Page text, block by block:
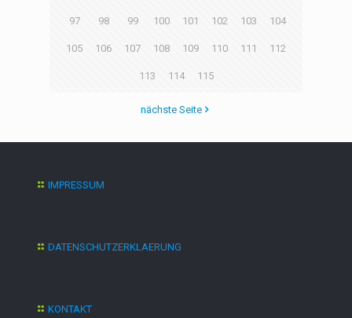
97 98 99 100 101 102 103 104
105 106 107 108 109 110 111 112
113 114 115
nächste Seite
IMPRESSUM
DATENSCHUTZERKLAERUNG
KONTAKT